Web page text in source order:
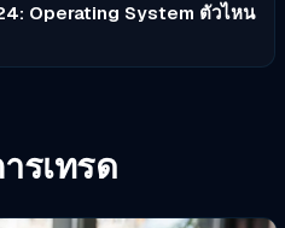
Operating System ตัวไหน
รเทรด